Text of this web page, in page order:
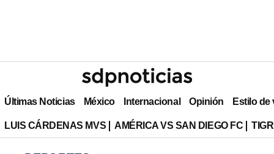
Últimas Noticias México Internacional Opinión Estilo de
LUIS CÁRDENAS MVS AMÉRICA VS SAN DIEGO FC